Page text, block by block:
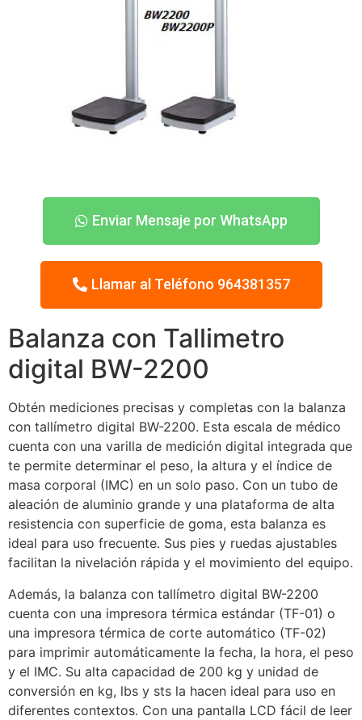
Enviar Mensaje por WhatsApp
Llamar al Teléfono 964381357
Balanza con Tallimetro
digital BW-2200
Obtén mediciones precisas y completas con la balanza
con tallímetro digital BW-2200. Esta escala de médico
cuenta con una varilla de medición digital integrada que
te permite determinar el peso, la altura y el índice de
masa corporal (IMC) en un solo paso. Con un tubo de
aleación de aluminio grande y una plataforma de alta
resistencia con superficie de goma, esta balanza es
ideal para uso frecuente. Sus pies y ruedas ajustables
facilitan la nivelación rápida y el movimiento del equipo.
Además, la balanza con tallímetro digital BW-2200
cuenta con una impresora térmica estándar (TF-01) o
una impresora térmica de corte automático (TF-02)
para imprimir automáticamente la fecha, la hora, el peso
y el IMC. Su alta capacidad de 200 kg y unidad de
conversión en kg, lbs y sts la hacen ideal para uso en
diferentes contextos. Con una pantalla LCD fácil de leer